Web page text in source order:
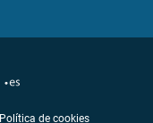
Política de cookies